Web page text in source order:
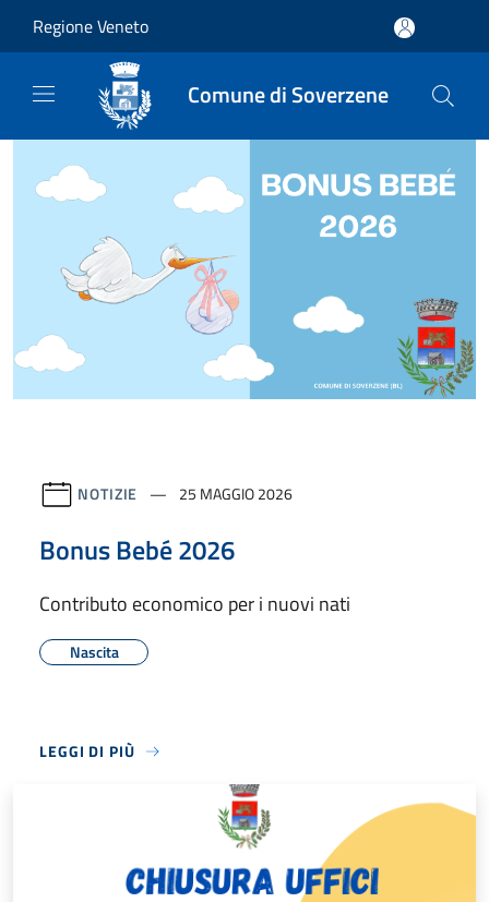
Regione Veneto
Comune di Soverzene
NOTIZIE 25 MAGGIO 2026
Bonus Bebé 2026
Contributo economico per i nuovi nati
Nascita
LEGGI DI PIÙ